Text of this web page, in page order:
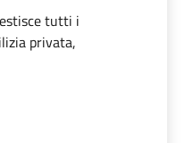
tutti i
privata,